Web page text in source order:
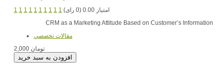
1 1 1 1 1 1 1 1 1 1
امتیاز 0.00 (0 رای)
CRM as a Marketing Attitude Based on Customer’s Information
مقالات تخصصي
2,000 تومان